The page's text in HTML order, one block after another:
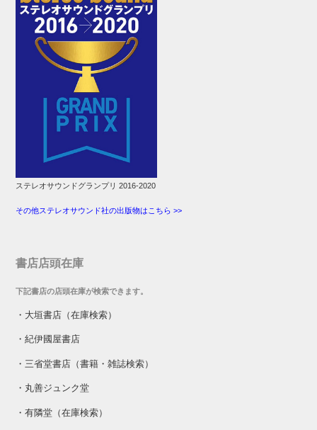
ステレオサウンドグランプリ 2016-2020
その他ステレオサウンド社の出版物はこちら >>
書店店頭在庫
下記書店の店頭在庫が検索できます。
・ 大垣書店（在庫検索）
・紀伊國屋書店
・ 三省堂書店（書籍・雑誌検索）
・ 丸善ジュンク堂
・有隣堂（在庫検索）